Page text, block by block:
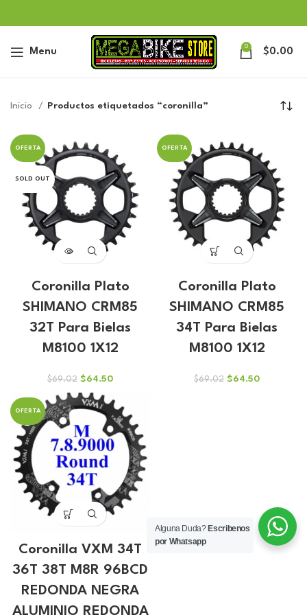
Menu 0 $0.00
Inicio Productos etiquetados “coronilla”
OFERTA
SOLD OUT
Coronilla Plato
SHIMANO CRM85
32T Para Bielas
M8100 1X12
$69.02 El
precio
original
$69.02.
$64.50El
actual
es:
$64.50.
OFERTA
Coronilla Plato
SHIMANO CRM85
34T Para Bielas
M8100 1X12
$69.02 El
$64.50El
OFERTA
Coronilla VXM 34T
36T 38T M8R 96BCD
REDONDA NEGRA
ALUMINIO REDONDA
Alguna Duda? Escribenos
por Whatsapp